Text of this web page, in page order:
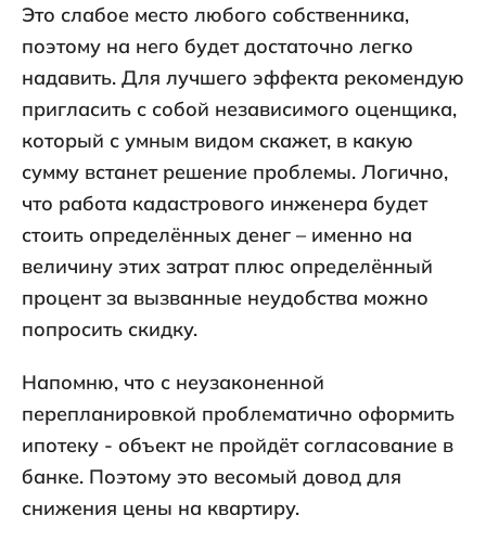
Это слабое место любого собственника,
поэтому на него будет достаточно легко
надавить. Для лучшего эффекта рекомендую
пригласить с собой независимого оценщика,
который с умным видом скажет, в какую
сумму встанет решение проблемы. Логично,
что работа кадастрового инженера будет
стоить определённых денег – именно на
величину этих затрат плюс определённый
процент за вызванные неудобства можно
попросить скидку.
Напомню, что с неузаконенной
перепланировкой проблематично оформить
ипотеку - объект не пройдёт согласование в
банке. Поэтому это весомый довод для
снижения цены на квартиру.